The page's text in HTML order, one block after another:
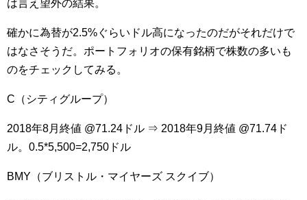
は言え望外の結果。
確かに為替が2.5%ぐらいドル高になったのだがそれだけで
はなさそうだ。ポートフォリオの保有銘柄で株数の多いも
のをチェックしてみる。
C（シティグループ）
2018年8月終値 @71.24ドル ⇒ 2018年9月終値 @71.74ド
ル。0.5*5,500=2,750ドル
BMY（ブリストル・マイヤーズ スクイブ）